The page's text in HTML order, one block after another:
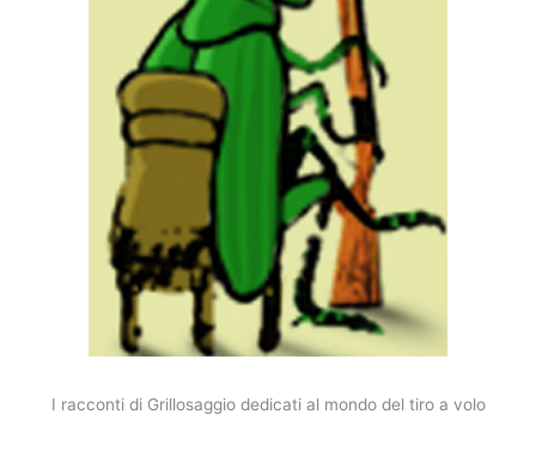
I racconti di Grillosaggio dedicati al mondo del tiro a volo